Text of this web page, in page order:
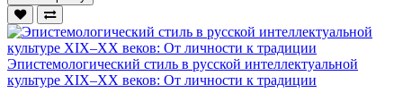
Эпистемологический стиль в русской интеллектуальной
культуре XIX–XX веков: От личности к традиции